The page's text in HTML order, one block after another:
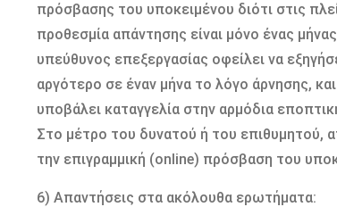
πρόσβασης του υποκειμένου διότι στις
προθεσμία απάντησης είναι μόνο ένας
υπεύθυνος επεξεργασίας οφείλει να
αργότερο σε έναν μήνα το λόγο άρνησης,
υποβάλει καταγγελία στην αρμόδια
Στο μέτρο του δυνατού ή του επιθυμητού,
την επιγραμμική (online) πρόσβαση του
6) Απαντήσεις στα ακόλουθα ερωτήματα: